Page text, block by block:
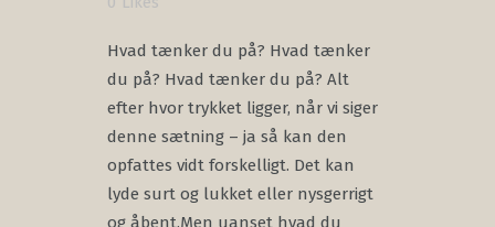
Hvad tænker du på? Hvad tænker
du på? Hvad tænker du på? Alt
efter hvor trykket ligger, når vi siger
denne sætning – ja så kan den
opfattes vidt forskelligt. Det kan
lyde surt og lukket eller nysgerrigt
og åbent.Men uanset hvad du